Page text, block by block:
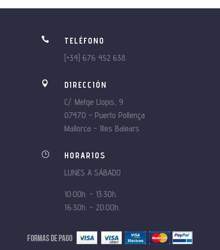

TELÉFONO
[+34] 676 452 638

DIRECCIÓN
C/. Metge Llopis, 9
07470 – Puerto Pollença
Mallorca – Illes Balears
}
HORARIOS
LUNES A SÁBADO
10:00h. – 13:30h.
16:30h. – 20:00h.